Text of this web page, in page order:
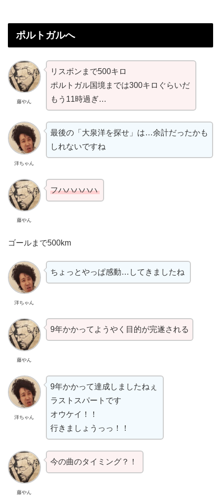
ポルトガルへ
藤やん
リスボンまで500キロ
ポルトガル国境までは300キロぐらいだ
もう11時過ぎ…
洋ちゃん
最後の「大泉洋を探せ」は…余計だったかも
しれないですね
藤やん
フハハハハハ
ゴールまで500km
洋ちゃん
ちょっとやっぱ感動…してきましたね
藤やん
9年かかってようやく目的が完遂される
洋ちゃん
9年かかって達成しましたねぇ
ラストスパートです
オウケイ！！
行きましょうっっ！！
藤やん
今の曲のタイミング？！